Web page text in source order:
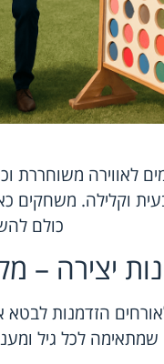
לאווירה משוחררת
וקלילה. משחקים
כולם
יצירה –
הזדמנות
לכל גיל